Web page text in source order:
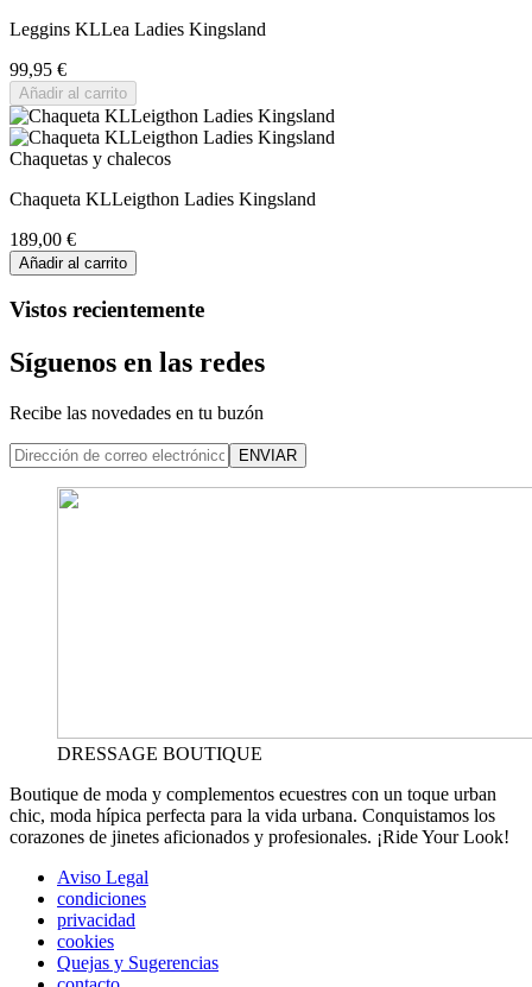
Leggins KLLea Ladies Kingsland
99,95 €
Añadir al carrito
Chaquetas y chalecos
Chaqueta KLLeigthon Ladies Kingsland
189,00 €
Añadir al carrito
Vistos recientemente
Síguenos en las redes
Recibe las novedades en tu buzón
ENVIAR
DRESSAGE BOUTIQUE
Boutique de moda y complementos ecuestres con un toque urban
chic, moda hípica perfecta para la vida urbana. Conquistamos los
corazones de jinetes aficionados y profesionales. ¡Ride Your Look!
Aviso Legal
condiciones
privacidad
cookies
Quejas y Sugerencias